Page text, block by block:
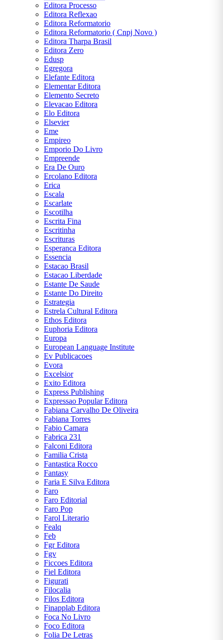
Editora Processo
Editora Reflexao
Editora Reformatorio
Editora Reformatorio ( Cnpj Novo )
Editora Tharpa Brasil
Editora Zero
Edusp
Egregora
Elefante Editora
Elementar Editora
Elemento Secreto
Elevacao Editora
Elo Editora
Elsevier
Eme
Empireo
Emporio Do Livro
Empreende
Era De Ouro
Ercolano Editora
Erica
Escala
Escarlate
Escotilha
Escrita Fina
Escritinha
Escrituras
Esperanca Editora
Essencia
Estacao Brasil
Estacao Liberdade
Estante De Saude
Estante Do Direito
Estrategia
Estrela Cultural Editora
Ethos Editora
Euphoria Editora
Europa
European Language Institute
Ev Publicacoes
Evora
Excelsior
Exito Editora
Express Publishing
Expressao Popular Editora
Fabiana Carvalho De Oliveira
Fabiana Torres
Fabio Camara
Fabrica 231
Falconi Editora
Familia Crista
Fantastica Rocco
Fantasy
Faria E Silva Editora
Faro
Faro Editorial
Faro Pop
Farol Literario
Fealq
Feb
Fgr Editora
Fgv
Ficcoes Editora
Fiel Editora
Figurati
Filocalia
Filos Editora
Finapplab Editora
Foca No Livro
Foco Editora
Folia De Letras